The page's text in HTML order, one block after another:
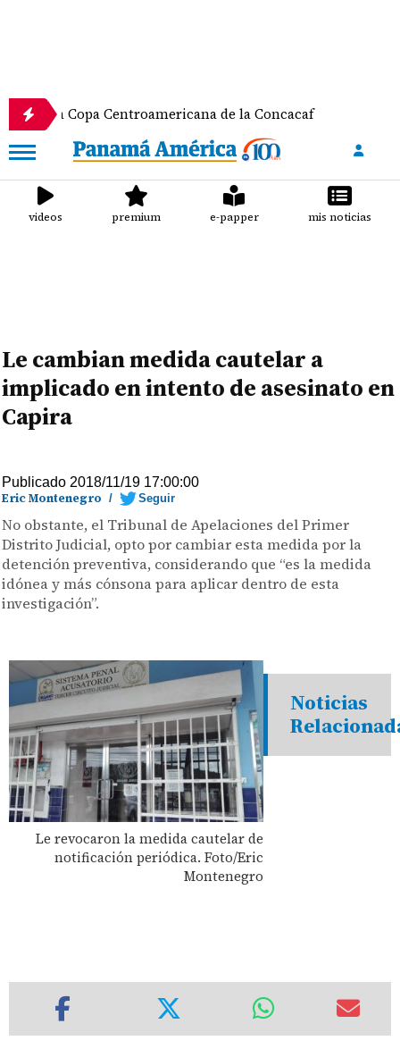
Centroamericana de la Concacaf
videos premium e-papper mis noticias
Le cambian medida cautelar a
implicado en intento de asesinato en
Capira
Publicado 2018/11/19 17:00:00
Eric Montenegro / Seguir
No obstante, el Tribunal de Apelaciones del Primer
Distrito Judicial, opto por cambiar esta medida por la
detención preventiva, considerando que “es la medida
idónea y más cónsona para aplicar dentro de esta
investigación”.
Le revocaron la medida cautelar de
notificación periódica. Foto/Eric
Montenegro
Noticias